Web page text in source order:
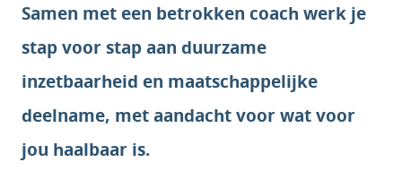
Samen met een betrokken coach werk je
stap voor stap aan duurzame
inzetbaarheid en maatschappelijke
deelname, met aandacht voor wat voor
jou haalbaar is.